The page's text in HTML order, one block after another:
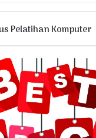
Pelatihan Komputer